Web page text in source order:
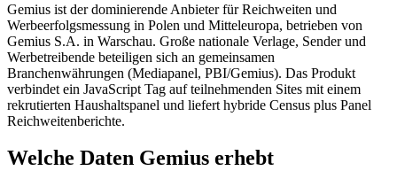
Gemius ist der dominierende Anbieter für Reichweiten und
Werbeerfolgsmessung in Polen und Mitteleuropa, betrieben von
Gemius S.A. in Warschau. Große nationale Verlage, Sender und
Werbetreibende beteiligen sich an gemeinsamen
Branchenwährungen (Mediapanel, PBI/Gemius). Das Produkt
verbindet ein JavaScript Tag auf teilnehmenden Sites mit einem
rekrutierten Haushaltspanel und liefert hybride Census plus Panel
Reichweitenberichte.
Welche Daten Gemius erhebt